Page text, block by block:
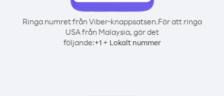
Ringa numret från Viber-knappsatsen.För att ringa
USA från Malaysia, gör det
följande:+1+ Lokalt nummer